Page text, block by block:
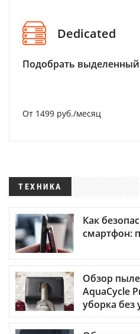
Dedicated
Подобрать выделенный
От 1499 руб./месяц
ТЕХНИКА
Как
смартфон:
Обзор
AquaCycle
уборка без